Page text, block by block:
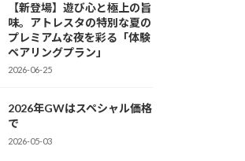
【新登場】遊び心と極上の旨
味。アトレスタの特別な夏の
プレミアムな夜を彩る「体験
ペアリングプラン」
2026-06-25
2026年GWはスペシャル価格
で
2026-05-03